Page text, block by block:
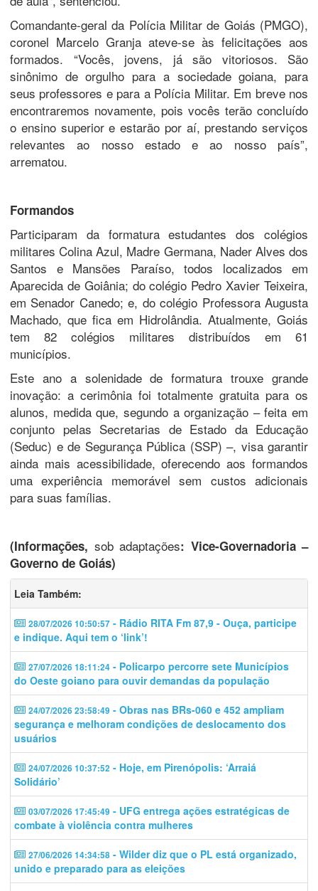
Comandante-geral da Polícia Militar de Goiás (PMGO),
coronel Marcelo Granja ateve-se às felicitações aos
formados. “Vocês, jovens, já são vitoriosos. São
sinônimo de orgulho para a sociedade goiana, para
seus professores e para a Polícia Militar. Em breve nos
encontraremos novamente, pois vocês terão concluído
o ensino superior e estarão por aí, prestando serviços
relevantes ao nosso estado e ao nosso país”,
arrematou.
Formandos
Participaram da formatura estudantes dos colégios
militares Colina Azul, Madre Germana, Nader Alves dos
Santos e Mansões Paraíso, todos localizados em
Aparecida de Goiânia; do colégio Pedro Xavier Teixeira,
em Senador Canedo; e, do colégio Professora Augusta
Machado, que fica em Hidrolândia. Atualmente, Goiás
tem 82 colégios militares distribuídos em 61
municípios.
Este ano a solenidade de formatura trouxe grande
inovação: a cerimônia foi totalmente gratuita para os
alunos, medida que, segundo a organização – feita em
conjunto pelas Secretarias de Estado da Educação
(Seduc) e de Segurança Pública (SSP) –, visa garantir
ainda mais acessibilidade, oferecendo aos formandos
uma experiência memorável sem custos adicionais
para suas famílias.
(Informações, sob adaptações: Vice-Governadoria –
Governo de Goiás)
Leia Também:
28/07/2026 10:50:57 - Rádio RITA Fm 87,9 - Ouça, participe
e indique. Aqui tem o ‘link’!
27/07/2026 18:11:24 - Policarpo percorre sete Municípios
do Oeste goiano para ouvir demandas da população
24/07/2026 23:58:49 - Obras nas BRs-060 e 452 ampliam
segurança e melhoram condições de deslocamento dos
usuários
24/07/2026 10:37:52 - Hoje, em Pirenópolis: ‘Arraiá
Solidário’
03/07/2026 17:45:49 - UFG entrega ações estratégicas de
combate à violência contra mulheres
27/06/2026 14:34:58 - Wilder diz que o PL está organizado,
unido e preparado para as eleições